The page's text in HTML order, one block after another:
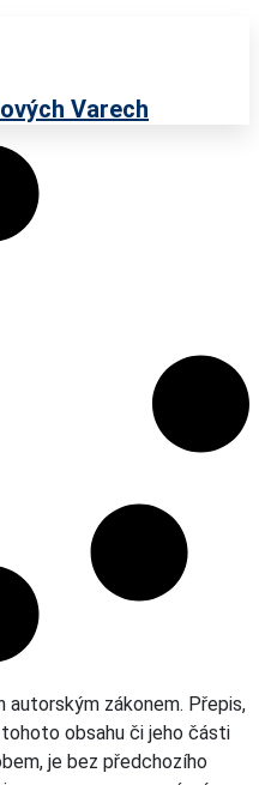
Varech
zákonem. Přepis,
obsahu či jeho části
je bez předchozího